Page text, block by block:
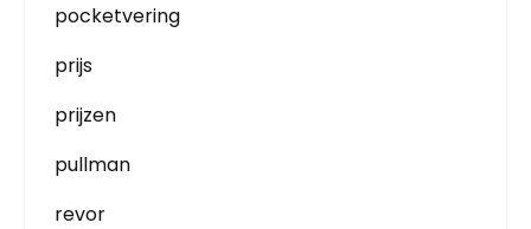
pocketvering
prijs
prijzen
pullman
revor